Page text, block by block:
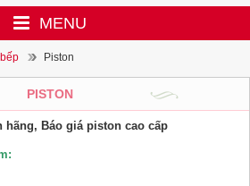
MENU
Piston
PISTON
hãng, Báo giá piston cao cấp